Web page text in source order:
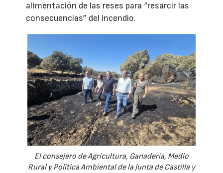
alimentación de las reses para “resarcir las
consecuencias” del incendio.
El consejero de Agricultura, Ganadería, Medio
Rural y Política Ambiental de la Junta de Castilla y